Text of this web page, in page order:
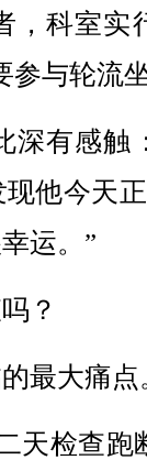
，科室实
参与轮流
有感触
他今天
运。”
？
最大痛点
检查跑